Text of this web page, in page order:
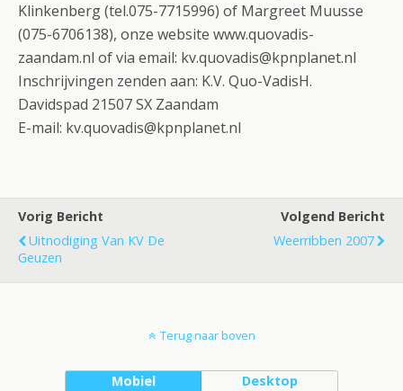
Klinkenberg (tel.075-7715996) of Margreet Muusse
(075-6706138), onze website www.quovadis-
zaandam.nl of via email: kv.quovadis@kpnplanet.nl
Inschrijvingen zenden aan: K.V. Quo-VadisH.
Davidspad 21507 SX Zaandam
E-mail: kv.quovadis@kpnplanet.nl
Vorig Bericht
Uitnodiging Van KV De
Geuzen
Volgend Bericht
Weerribben 2007
Terug naar boven
Mobiel Desktop